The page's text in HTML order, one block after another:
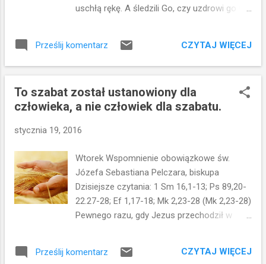
uschłą rękę. A śledzili Go, czy uzdrowi go w
środku! A do nich powiedział: Co wolno w
szabat: uczynić coś dobrego czy coś złego?
Wtedy spojrzawszy wkoło po wszystkich z
gniewem, zasmucony z powodu
człowieka: Wyciągnij rękę! Wyciągnął, i ręka
wyszli i ze zwolennikami Heroda zaraz odbyli
naradę przeciwko Niemu, w jaki sposób Go
zgładzić. W Ewangelii na dziś kontynuujemy
rozważania o szabacie. Wczoraj padły
słowa: To szabat jest dla człowieka, nie
jeszcze wyraźniej: Co wolno w szabat? A
Prześlij komentarz CZYTAJ WIĘCEJ
To szabat został ustanowiony dla
człowieka, a nie człowiek dla szabatu.
stycznia 19, 2016
Wtorek Wspomnienie obowiązkowe św.
Józefa Sebastiana Pelczara, biskupa
Dzisiejsze czytania: 1 Sm 16,1-13; Ps 89,20-
22.27-28; Ef 1,17-18; Mk 2,23-28 (Mk 2,23-28)
Pewnego razu, gdy Jezus przechodził w
rzekli do Niego: Patrz, czemu oni robią w
Prześlij komentarz CZYTAJ WIĘCEJ